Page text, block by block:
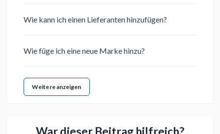
Wie kann ich einen Lieferanten hinzufügen?
Wie füge ich eine neue Marke hinzu?
Weitere anzeigen